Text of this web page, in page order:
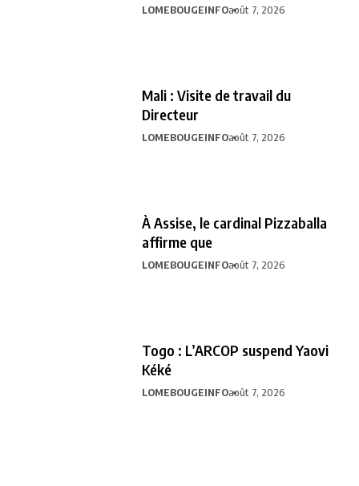
LOMEBOUGEINFOaoût 7, 2026
Mali : Visite de travail du
Directeur
LOMEBOUGEINFOaoût 7, 2026
À Assise, le cardinal Pizzaballa
affirme que
LOMEBOUGEINFOaoût 7, 2026
Togo : L’ARCOP suspend Yaovi
Kéké
LOMEBOUGEINFOaoût 7, 2026